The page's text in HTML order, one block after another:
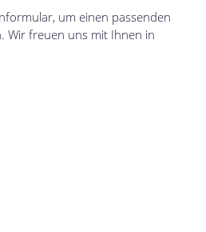
um einen passenden
Wir freuen uns mit Ihnen in